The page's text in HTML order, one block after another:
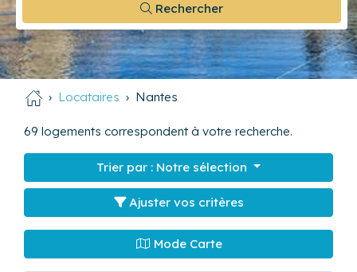
Rechercher
Locataires Nantes
69 logements correspondent à votre recherche.
Trier par : Notre sélection
Ajuster vos critères
Mode Carte